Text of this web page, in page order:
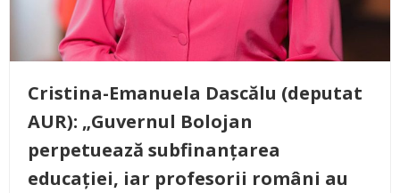
Cristina-Emanuela Dascălu (deputat
AUR): „Guvernul Bolojan
perpetuează subfinanțarea
educației, iar profesorii români au